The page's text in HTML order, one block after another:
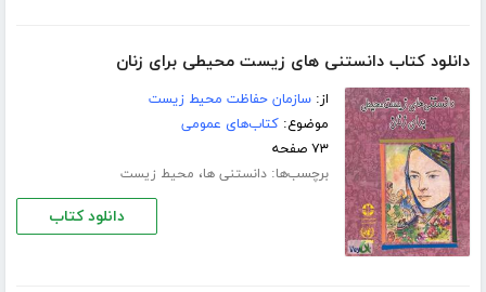
دانلود کتاب دانستنی های زیست محیطی برای زنان
از:سازمان حفاظت محیط زیست
موضوع:کتاب‌های عمومی
۷۳ صفحه
برچسب‌ها:دانستنی ها، محیط زیست
دانلود کتاب